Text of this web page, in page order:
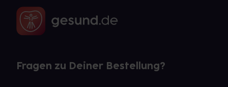
Fragen zu Deiner Bestellung?